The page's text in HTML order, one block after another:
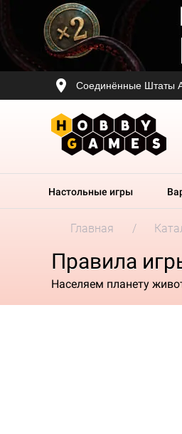
Соединённые Штаты
Настольные игры
Главная
Правила
Населяем планету